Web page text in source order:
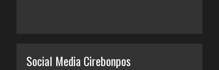
Social Media Cirebonpos